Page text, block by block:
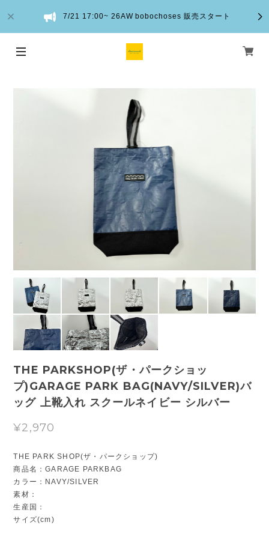
7/21 17:00~ 26AW bobochoses 販売スタート
THE PARKSHOP(ザ・パークショッ
プ)GARAGE PARK BAG(NAVY/SILVER)バ
ッグ 上靴入れ スクールネイビー シルバー
¥2,970
THE PARK SHOP(ザ・パークショップ)
商品名：GARAGE PARKBAG
カラー：NAVY/SILVER
素材：
生産国：
サイズ(cm)